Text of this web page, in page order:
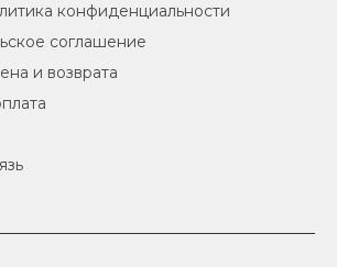
конфиденциальности
соглашение
и возврата